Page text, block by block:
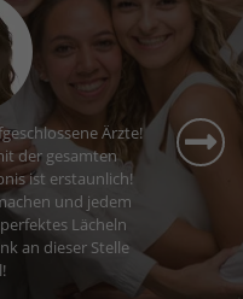
aufgehoben. Die
ist nett und
Termin.